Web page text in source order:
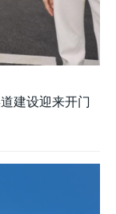
建设迎来开门